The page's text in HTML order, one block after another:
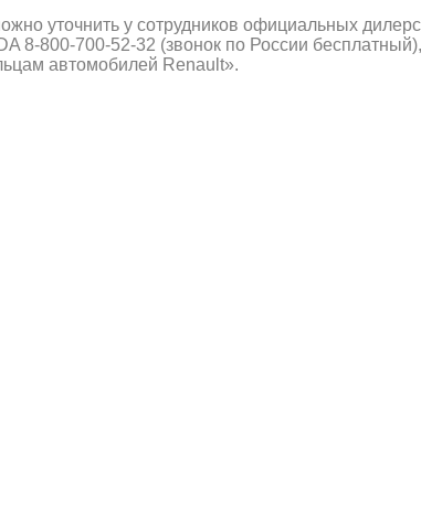
уточнить у сотрудников официальных
8-800-700-52-32 (звонок по России
автомобилей Renault».